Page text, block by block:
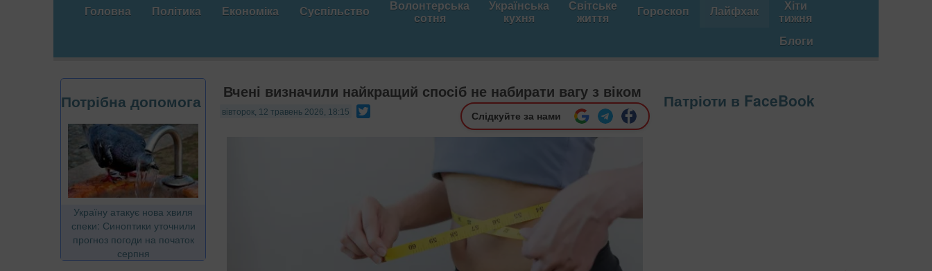
Головна Політика Економіка Суспільство Волонтерська
сотня
Українська
кухня
Світське
життя Гороскоп Лайфхак Хіти
тижня
Блоги
Потрібна допомога
Україну атакує нова хвиля
спеки: Синоптики уточнили
прогноз погоди на початок
серпня
Вчені визначили найкращий спосіб не набирати вагу з віком
вівторок, 12 травень 2026, 18:15 Слідкуйте за нами
Патріоти в FaceBook